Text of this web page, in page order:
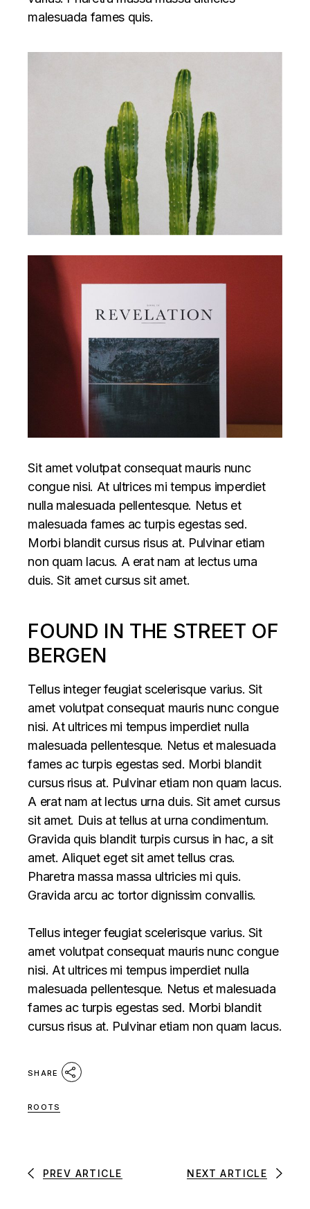
malesuada fames quis.
Sit amet volutpat consequat mauris nunc
congue nisi. At ultrices mi tempus imperdiet
nulla malesuada pellentesque. Netus et
malesuada fames ac turpis egestas sed.
Morbi blandit cursus risus at. Pulvinar etiam
non quam lacus. A erat nam at lectus urna
duis. Sit amet cursus sit amet.
FOUND IN THE STREET OF
BERGEN
Tellus integer feugiat scelerisque varius. Sit
amet volutpat consequat mauris nunc congue
nisi. At ultrices mi tempus imperdiet nulla
malesuada pellentesque. Netus et malesuada
fames ac turpis egestas sed. Morbi blandit
cursus risus at. Pulvinar etiam non quam lacus.
A erat nam at lectus urna duis. Sit amet cursus
sit amet. Duis at tellus at urna condimentum.
Gravida quis blandit turpis cursus in hac, a sit
amet. Aliquet eget sit amet tellus cras.
Pharetra massa massa ultricies mi quis.
Gravida arcu ac tortor dignissim convallis.
Tellus integer feugiat scelerisque varius. Sit
amet volutpat consequat mauris nunc congue
nisi. At ultrices mi tempus imperdiet nulla
malesuada pellentesque. Netus et malesuada
fames ac turpis egestas sed. Morbi blandit
cursus risus at. Pulvinar etiam non quam lacus.
SHARE
ROOTS
PREV ARTICLE NEXT ARTICLE